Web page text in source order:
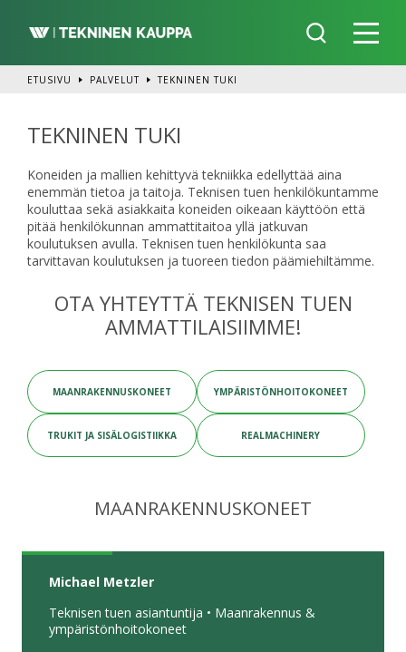
pääsisältöön
ETUSIVU PALVELUT TEKNINEN TUKI
TEKNINEN TUKI
Koneiden ja mallien kehittyvä tekniikka edellyttää aina
enemmän tietoa ja taitoja. Teknisen tuen henkilökuntamme
kouluttaa sekä asiakkaita koneiden oikeaan käyttöön että
pitää henkilökunnan ammattitaitoa yllä jatkuvan
koulutuksen avulla. Teknisen tuen henkilökunta saa
tarvittavan koulutuksen ja tuoreen tiedon päämiehiltämme.
OTA YHTEYTTÄ TEKNISEN TUEN
AMMATTILAISIIMME!
MAANRAKENNUSKONEET YMPÄRISTÖNHOITOKONEET
TRUKIT JA SISÄLOGISTIIKKA REALMACHINERY
MAANRAKENNUSKONEET
Michael Metzler
Teknisen tuen asiantuntija • Maanrakennus &
ympäristönhoitokoneet